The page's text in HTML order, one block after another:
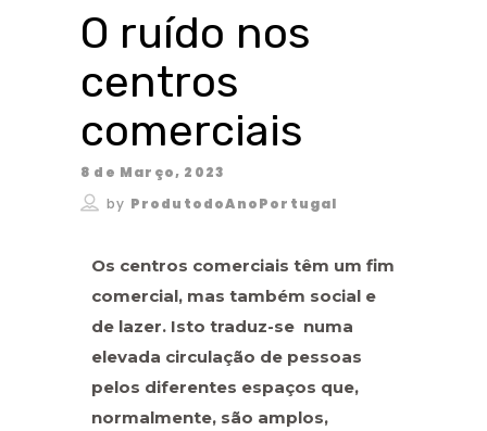
O ruído nos
centros
comerciais
8 de Março, 2023
by ProdutodoAnoPortugal
Os centros comerciais têm um fim
comercial, mas também social e
de lazer. Isto traduz-se numa
elevada circulação de pessoas
pelos diferentes espaços que,
normalmente, são amplos,